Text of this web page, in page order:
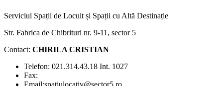
Serviciul Spații de Locuit și Spații cu Altă Destinație
Str. Fabrica de Chibrituri nr. 9-11, sector 5
Contact: CHIRILA CRISTIAN
Telefon: 021.314.43.18 Int. 1027
Fax: